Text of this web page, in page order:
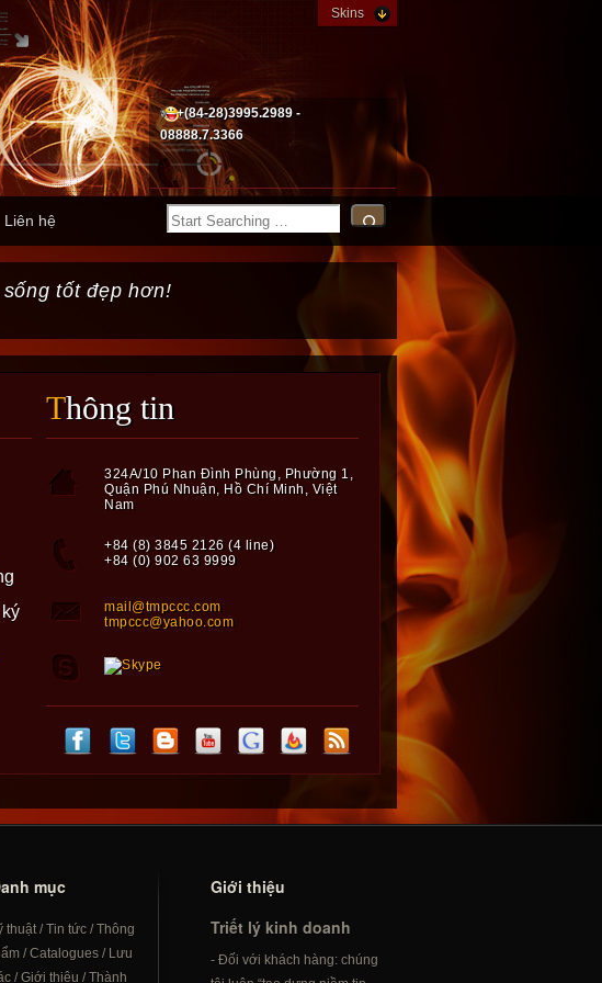
Skins
+(84-28)3995.2989 -
08888.7.3366
Liên hệ
tốt đẹp hơn!
Thông tin
324A/10 Phan Đình Phùng, Phường 1,
Quận Phú Nhuận, Hồ Chí Minh, Việt
Nam
+84 (8) 3845 2126 (4 line)
+84 (0) 902 63 9999
mail@tmpccc.com
tmpccc@yahoo.com
mục
thuật/Tin tức/Thông
/Catalogues/ Lưu
/Giới thiệu /Thành
Giới thiệu
Triết lý kinh doanh
- Đối với khách hàng: chúng